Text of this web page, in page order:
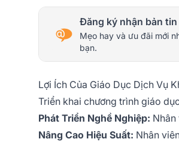
Đăng ký nhận bản tin
Mẹo hay và ưu đãi mới
bạn.
Lợi Ích Của Giáo Dục Dịch Vụ
Triển khai chương trình giáo
Phát Triển Nghề Nghiệp:
Nâng Cao Hiệu Suất: Nhân